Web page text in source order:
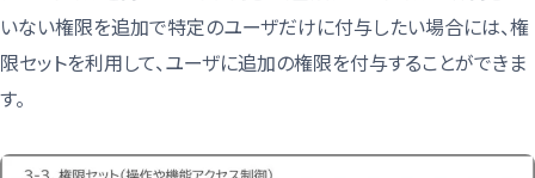
いない権限を追加で特定のユーザだけに付与したい場合には、権
限セットを利用して、ユーザに追加の権限を付与することができま
す。